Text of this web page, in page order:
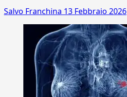
Salvo Franchina 13 Febbraio 2026